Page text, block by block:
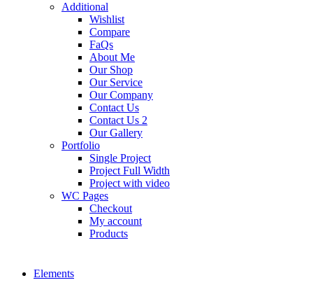
Additional
Wishlist
Compare
FaQs
About Me
Our Shop
Our Service
Our Company
Contact Us
Contact Us 2
Our Gallery
Portfolio
Single Project
Project Full Width
Project with video
WC Pages
Checkout
My account
Products
Elements